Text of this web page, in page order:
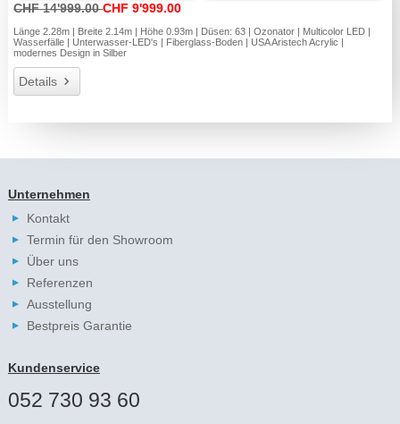
CHF 14'999.00CHF 9'999.00
Länge 2.28m | Breite 2.14m | Höhe 0.93m | Düsen: 63 | Ozonator | Multicolor LED |
Wasserfälle | Unterwasser-LED's | Fiberglass-Boden | USA Aristech Acrylic |
modernes Design in Silber
Details
Unternehmen
Kontakt
Termin für den Showroom
Über uns
Referenzen
Ausstellung
Bestpreis Garantie
Kundenservice
052 730 93 60